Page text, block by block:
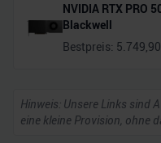
NVIDIA RTX PRO
Blackwell
Bestpreis: 5.749,90
Hinweis: Unsere Links sind
eine kleine Provision, ohne